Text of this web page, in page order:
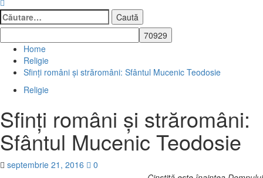
Caută
după:
Home
Religie
Sfinţi români şi străromâni: Sfântul Mucenic Teodosie
Religie
Sfinţi români şi străromâni:
Sfântul Mucenic Teodosie
septembrie 21, 2016
0